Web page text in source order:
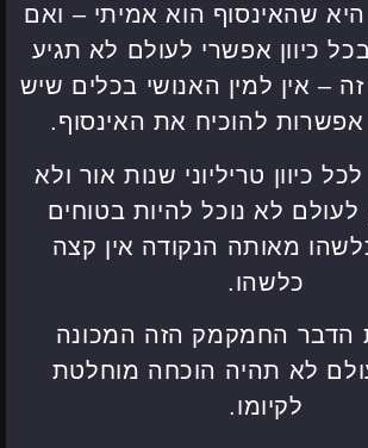
שהאינסוף הוא אמיתי – ואם
כיוון אפשרי לעולם לא תגיע
– אין למין האנושי בכלים שיש
להוכיח את האינסוף.
כיוון טריליוני שנות אור ולא
לא נוכל להיות בטוחים
מאותה הנקודה אין קצה
כלשהו.
הדבר החמקמק הזה המכונה
לא תהיה הוכחה מוחלטת
לקיומו.